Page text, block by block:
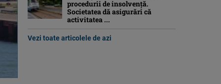
procedurii de insolvență.
Societatea dă asigurări că
activitatea ...
Vezi toate articolele de azi